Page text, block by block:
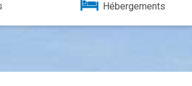
Hébergements